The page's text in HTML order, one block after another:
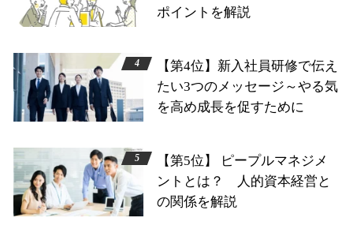
ポイントを解説
【第4位】新入社員研修で伝え
たい3つのメッセージ～やる気
を高め成長を促すために
【第5位】 ピープルマネジメ
ントとは？ 人的資本経営と
の関係を解説